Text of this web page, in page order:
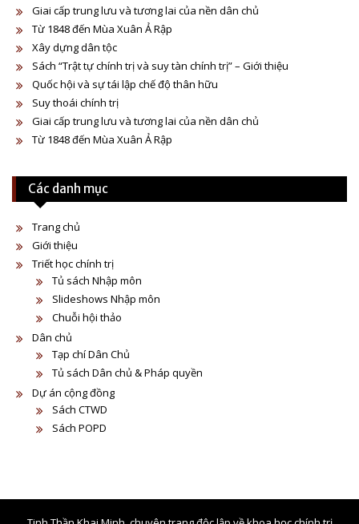
Giai cấp trung lưu và tương lai của nền dân chủ
Từ 1848 đến Mùa Xuân Ả Rập
Xây dựng dân tộc
Sách “Trật tự chính trị và suy tàn chính trị” – Giới thiệu
Quốc hội và sự tái lập chế độ thân hữu
Suy thoái chính trị
Giai cấp trung lưu và tương lai của nền dân chủ
Từ 1848 đến Mùa Xuân Ả Rập
Các danh mục
Trang chủ
Giới thiệu
Triết học chính trị
Tủ sách Nhập môn
Slideshows Nhập môn
Chuỗi hội thảo
Dân chủ
Tạp chí Dân Chủ
Tủ sách Dân chủ & Pháp quyền
Dự án cộng đồng
Sách CTWD
Sách POPD